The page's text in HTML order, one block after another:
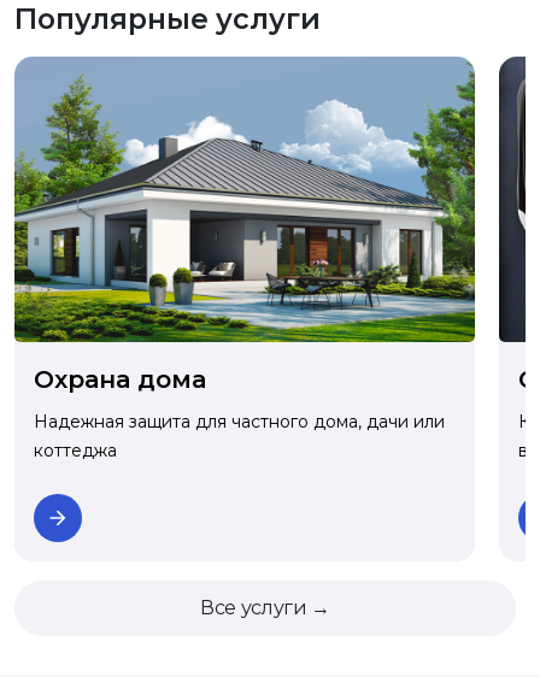
Популярные услуги
Охрана дома
Надежная защита для частного дома, дачи или
коттеджа
Все услуги →